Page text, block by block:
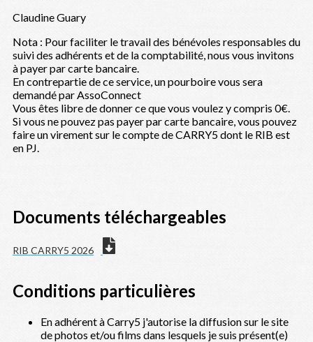
Claudine Guary
Nota : Pour faciliter le travail des bénévoles responsables du
suivi des adhérents et de la comptabilité, nous vous invitons
à payer par carte bancaire.
En contrepartie de ce service, un pourboire vous sera
demandé par AssoConnect
Vous êtes libre de donner ce que vous voulez y compris 0€.
Si vous ne pouvez pas payer par carte bancaire, vous pouvez
faire un virement sur le compte de CARRY5 dont le RIB est
en PJ.
Documents téléchargeables
RIB CARRY5 2026
Conditions particulières
En adhérent à Carry5 j'autorise la diffusion sur le site
de photos et/ou films dans lesquels je suis présent(e)